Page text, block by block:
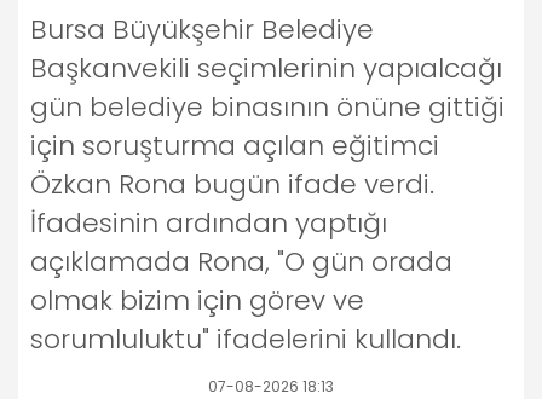
Bursa Büyükşehir Belediye
Başkanvekili seçimlerinin yapıalcağı
gün belediye binasının önüne gittiği
için soruşturma açılan eğitimci
Özkan Rona bugün ifade verdi.
İfadesinin ardından yaptığı
açıklamada Rona, "O gün orada
olmak bizim için görev ve
sorumluluktu" ifadelerini kullandı.
07-08-2026 18:13